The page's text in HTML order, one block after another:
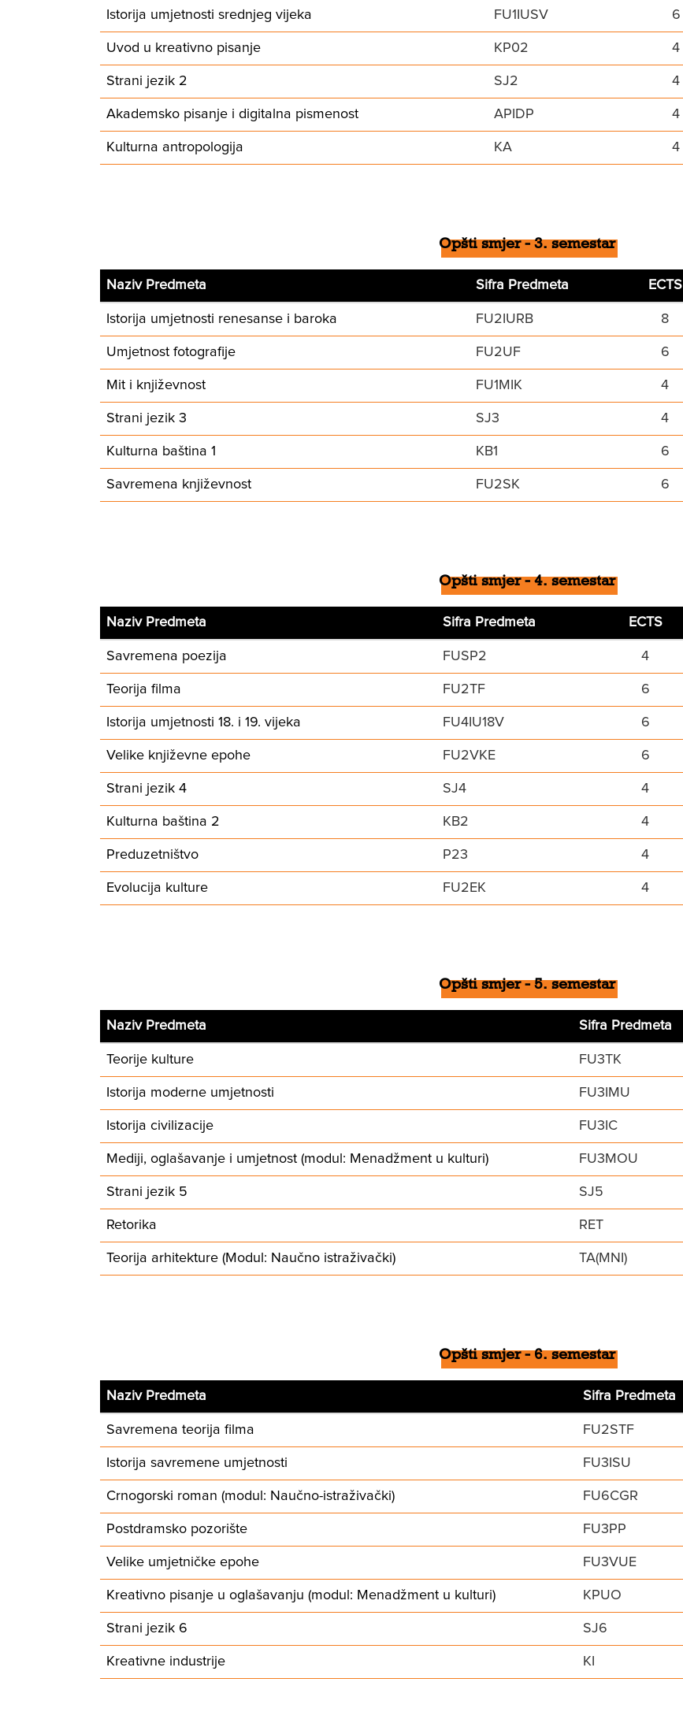
Istorija umjetnosti srednjeg vijeka FU1IUSV 6
Uvod u kreativno pisanje KP02 4
Strani jezik 2 SJ2 4
Akademsko pisanje i digitalna pismenost APIDP 4
Kulturna antropologija KA 4
Opšti smjer - 3. semestar
Naziv Predmeta Sifra Predmeta ECTS
Istorija umjetnosti renesanse i baroka FU2IURB 8
Umjetnost fotografije FU2UF 6
Mit i književnost FU1MIK 4
Strani jezik 3 SJ3 4
Kulturna baština 1 KB1 6
Savremena književnost FU2SK 6
Opšti smjer - 4. semestar
Naziv Predmeta Sifra Predmeta ECTS
Savremena poezija FUSP2 4
Teorija filma FU2TF 6
Istorija umjetnosti 18. i 19. vijeka FU4IU18V 6
Velike književne epohe FU2VKE 6
Strani jezik 4 SJ4 4
Kulturna baština 2 KB2 4
Preduzetništvo P23 4
Evolucija kulture FU2EK 4
Opšti smjer - 5. semestar
Naziv Predmeta Sifra Predmeta
Teorije kulture FU3TK
Istorija moderne umjetnosti FU3IMU
Istorija civilizacije FU3IC
Mediji, oglašavanje i umjetnost (modul: Menadžment u kulturi) FU3MOU
Strani jezik 5 SJ5
Retorika RET
Teorija arhitekture (Modul: Naučno istraživački) TA(MNI)
Opšti smjer - 6. semestar
Naziv Predmeta Sifra Predmeta
Savremena teorija filma FU2STF
Istorija savremene umjetnosti FU3ISU
Crnogorski roman (modul: Naučno-istraživački) FU6CGR
Postdramsko pozorište FU3PP
Velike umjetničke epohe FU3VUE
Kreativno pisanje u oglašavanju (modul: Menadžment u kulturi) KPUO
Strani jezik 6 SJ6
Kreativne industrije KI